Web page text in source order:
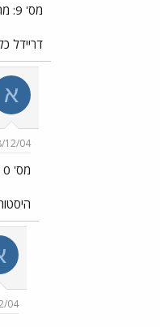
מס' 9: מה אתה מחפייש?
דריידל
א
12/04
מס' 10 -זיכרון לשנות דור
04